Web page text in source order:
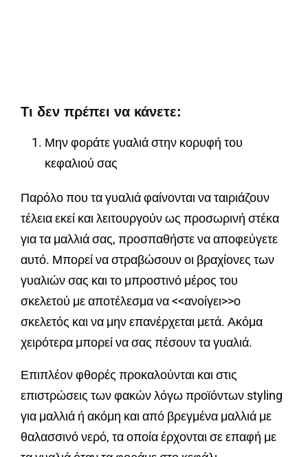
Τι δεν πρέπει να κάνετε:
Μην φοράτε γυαλιά στην κορυφή του
κεφαλιού σας
Παρόλο που τα γυαλιά φαίνονται να ταιριάζουν
τέλεια εκεί και λειτουργούν ως προσωρινή στέκα
για τα μαλλιά σας, προσπαθήστε να αποφεύγετε
αυτό. Μπορεί να στραβώσουν οι βραχίονες των
γυαλιών σας και το μπροστινό μέρος του
σκελετού με αποτέλεσμα να <<ανοίγει>>ο
σκελετός και να μην επανέρχεται μετά. Ακόμα
χειρότερα μπορεί να σας πέσουν τα γυαλιά.
Επιπλέον φθορές προκαλούνται και στις
επιστρώσεις των φακών λόγω προϊόντων styling
για μαλλιά ή ακόμη και από βρεγμένα μαλλιά με
θαλασσινό νερό, τα οποία έρχονται σε επαφή με